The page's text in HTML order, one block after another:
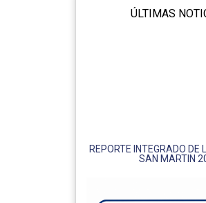
ÚLTIMAS
REPORTE INTEGRADO DE
SAN MARTIN